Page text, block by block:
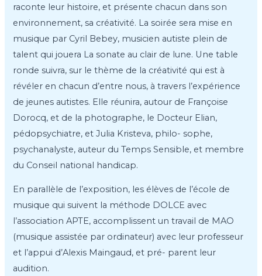
raconte leur histoire, et présente chacun dans son
environnement, sa créativité. La soirée sera mise en
musique par Cyril Bebey, musicien autiste plein de
talent qui jouera La sonate au clair de lune. Une table
ronde suivra, sur le thème de la créativité qui est à
révéler en chacun d’entre nous, à travers l’expérience
de jeunes autistes. Elle réunira, autour de Françoise
Dorocq, et de la photographe, le Docteur Elian,
pédopsychiatre, et Julia Kristeva, philo- sophe,
psychanalyste, auteur du Temps Sensible, et membre
du Conseil national handicap.
En parallèle de l’exposition, les élèves de l’école de
musique qui suivent la méthode DOLCE avec
l’association APTE, accomplissent un travail de MAO
(musique assistée par ordinateur) avec leur professeur
et l’appui d’Alexis Maingaud, et pré- parent leur
audition.